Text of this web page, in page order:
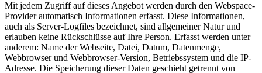
Mit jedem Zugriff auf dieses Angebot werden durch den Webspace-
Provider automatisch Informationen erfasst. Diese Informationen,
auch als Server-Logfiles bezeichnet, sind allgemeiner Natur und
erlauben keine Rückschlüsse auf Ihre Person. Erfasst werden unter
anderem: Name der Webseite, Datei, Datum, Datenmenge,
Webbrowser und Webbrowser-Version, Betriebssystem und die IP-
Adresse. Die Speicherung dieser Daten geschieht getrennt von